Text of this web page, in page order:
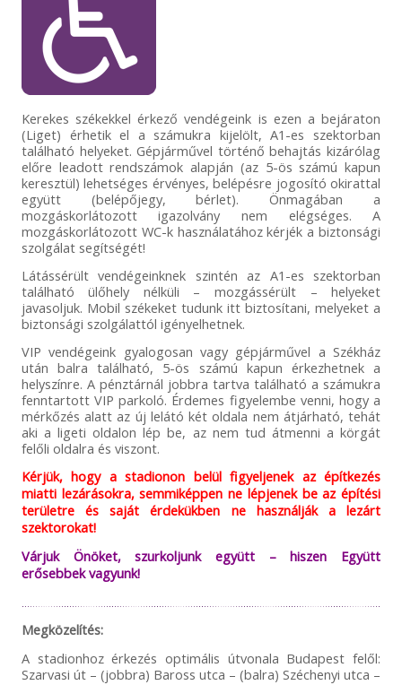
Kerekes székekkel érkező vendégeink is ezen a bejáraton
(Liget) érhetik el a számukra kijelölt, A1-es szektorban
található helyeket. Gépjárművel történő behajtás kizárólag
előre leadott rendszámok alapján (az 5-ös számú kapun
keresztül) lehetséges érvényes, belépésre jogosító okirattal
együtt (belépőjegy, bérlet). Önmagában a
mozgáskorlátozott igazolvány nem elégséges. A
mozgáskorlátozott WC-k használatához kérjék a biztonsági
szolgálat segítségét!
Látássérült vendégeinknek szintén az A1-es szektorban
található ülőhely nélküli – mozgássérült – helyeket
javasoljuk. Mobil székeket tudunk itt biztosítani, melyeket a
biztonsági szolgálattól igényelhetnek.
VIP vendégeink gyalogosan vagy gépjárművel a Székház
után balra található, 5-ös számú kapun érkezhetnek a
helyszínre. A pénztárnál jobbra tartva található a számukra
fenntartott VIP parkoló. Érdemes figyelembe venni, hogy a
mérkőzés alatt az új lelátó két oldala nem átjárható, tehát
aki a ligeti oldalon lép be, az nem tud átmenni a körgát
felőli oldalra és viszont.
Kérjük, hogy a stadionon belül figyeljenek az építkezés
miatti lezárásokra, semmiképpen ne lépjenek be az építési
területre és saját érdekükben ne használják a lezárt
szektorokat!
Várjuk Önöket, szurkoljunk együtt – hiszen Együtt
erősebbek vagyunk!
Megközelítés:
A stadionhoz érkezés optimális útvonala Budapest felől:
Szarvasi út – (jobbra) Baross utca – (balra) Széchenyi utca –